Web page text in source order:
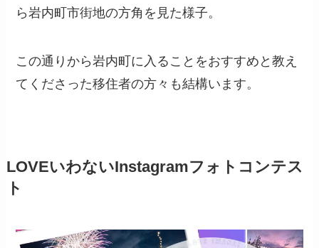
ら岩内町市街地の方角を見た様子。
この通りから岩内町に入ることをおすすめと教え
てくださった移住者の方々も結構います。
LOVEいわないInstagramフォトコンテス
ト